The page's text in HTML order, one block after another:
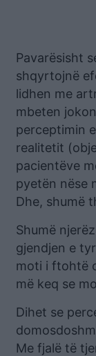
Pavarësisht
shqyrtojnë
lidhen me
mbeten
perceptimin
realitetit
pacientëve
pyetën nëse
Dhe, shumë
Shumë
gjendjen e
moti i ftohtë
më keq se
Dihet se
Me fjalë të